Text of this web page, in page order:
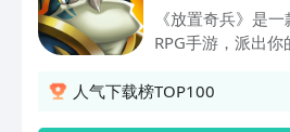
《放置奇兵》是
RPG手游，派出
天， 同数百万玩
人气下载榜TOP100